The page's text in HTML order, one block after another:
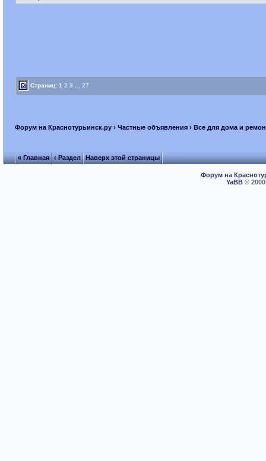
Страниц: 1 2 3 27
Форум на Краснотурьинск.ру› Частные объявления› Все для дома и
« Главная ‹ Раздел Наверх этой страницы
Форум на
YaBB©